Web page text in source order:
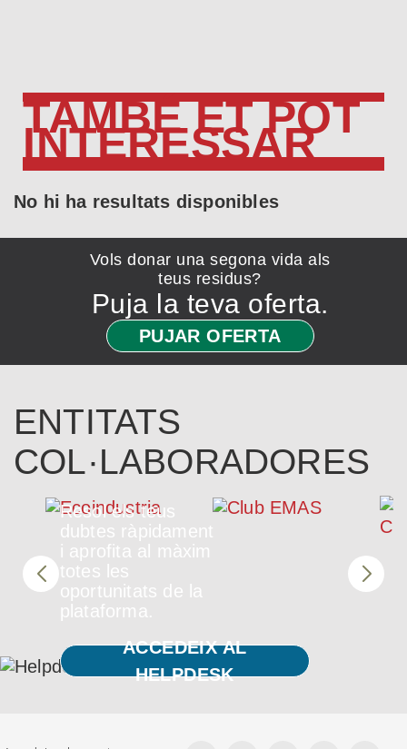
TAMBÉ ET POT
INTERESSAR
No hi ha resultats disponibles
Vols donar una segona vida als
teus residus?
Puja la teva oferta.
PUJAR OFERTA
ENTITATS
COL·LABORADORES
Resol els teus
dubtes ràpidament
i aprofita al màxim
totes les
oportunitats de la
plataforma.
ACCEDEIX AL
HELPDESK